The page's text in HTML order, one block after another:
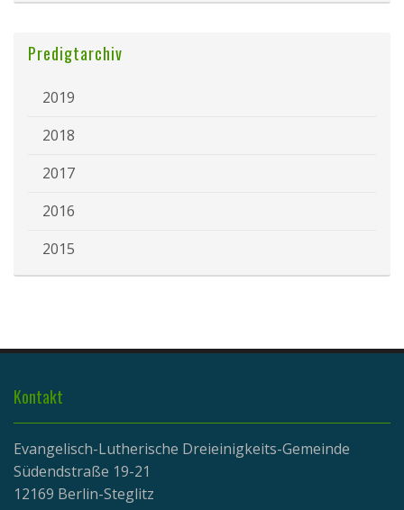
Predigtarchiv
2019
2018
2017
2016
2015
Kontakt
Evangelisch-Lutherische Dreieinigkeits-Gemeinde
Südendstraße 19-21
12169 Berlin-Steglitz